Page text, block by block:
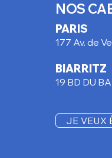
NOS
PARIS
177 Av. de
BIARRITZ
19 BD DU
JE VEUX